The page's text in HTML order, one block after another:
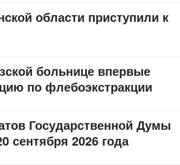
области приступили к
больнице впервые
по флебоэкстракции
Государственной Думы
сентября 2026 года